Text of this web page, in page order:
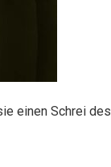
einen Schrei des